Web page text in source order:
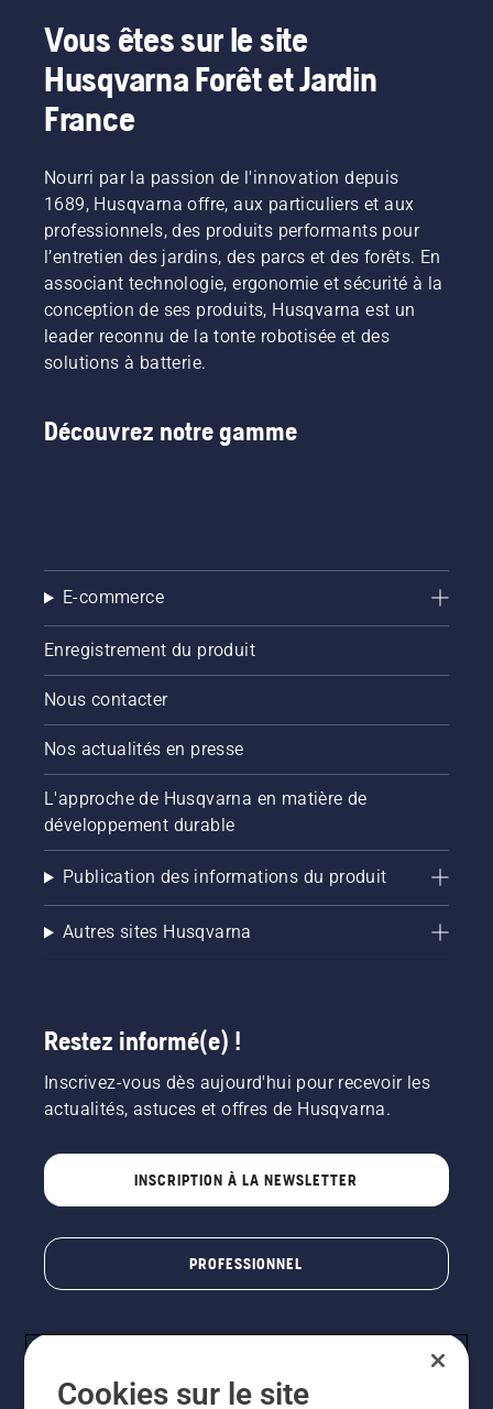
d'équipements de protection individuels
(EPI) comprend également des casques pour les
travaux forestiers, des protège-oreilles, des
lunettes de sécurité, des pantalons anti-coupure,
des vestes anti-coupure, des gants anti-
équipements essentiels.
Vous êtes sur le site
Husqvarna Forêt et Jardin
France
Nourri par la passion de l'innovation depuis
1689, Husqvarna offre, aux particuliers et aux
professionnels, des produits performants pour
l’entretien des jardins, des parcs et des forêts. En
associant technologie, ergonomie et sécurité à la
conception de ses produits, Husqvarna est un
leader reconnu de la tonte robotisée et des
solutions à batterie.
Découvrez notre gamme
E-commerce
Enregistrement du produit
Nous contacter
Nos actualités en presse
L'approche de Husqvarna en matière de
développement durable
Publication des informations du produit
Autres sites Husqvarna
Restez informé(e) !
Inscrivez-vous dès aujourd'hui pour recevoir les
actualités, astuces et offres de Husqvarna.
INSCRIPTION À LA NEWSLETTER
PROFESSIONNEL
Cookies sur le site